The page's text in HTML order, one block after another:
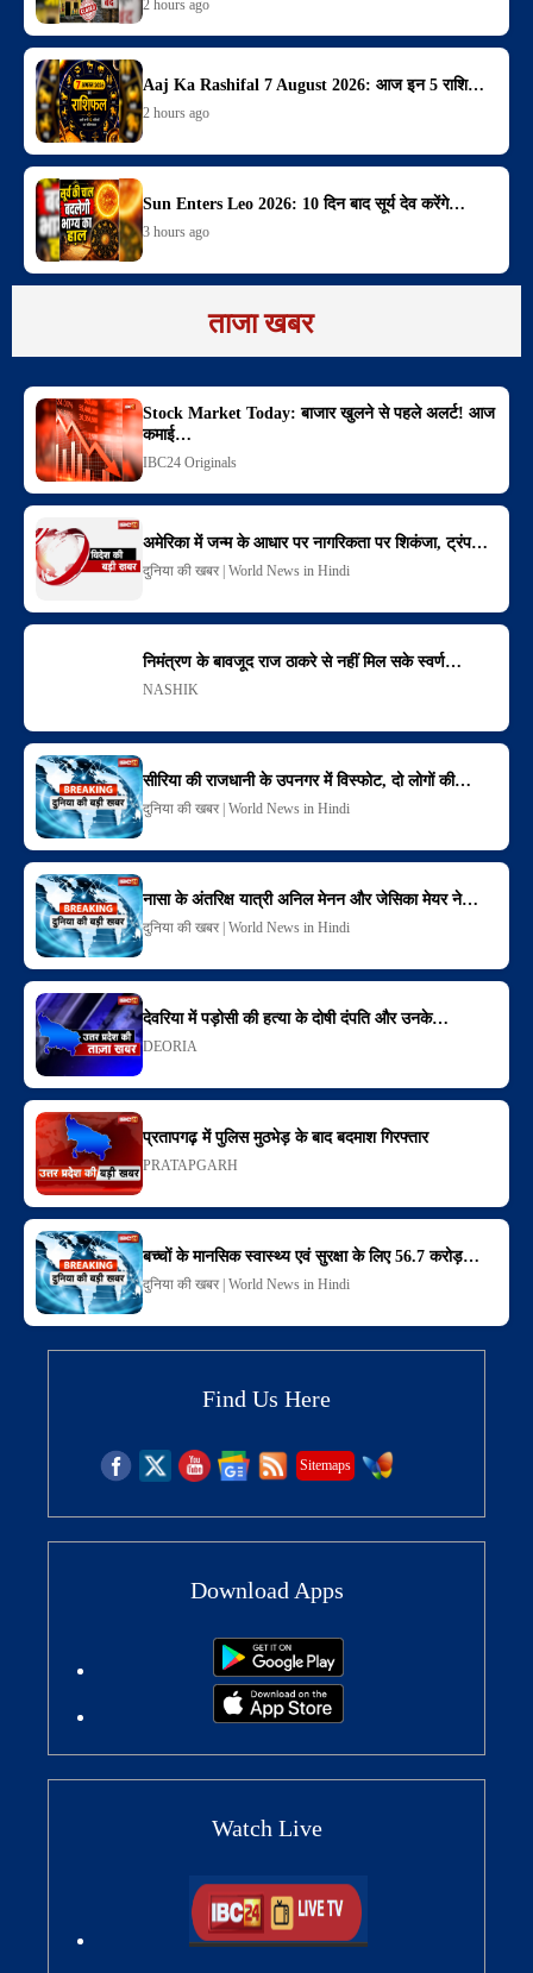
2 hours ago
Aaj Ka Rashifal 7 August 2026: आज इन 5 राशि…
2 hours ago
Sun Enters Leo 2026: 10 दिन बाद सूर्य देव करेंगे…
3 hours ago
ताजा खबर
Stock Market Today: बाजार खुलने से पहले अलर्ट! आज
कमाई…
IBC24 Originals
अमेरिका में जन्म के आधार पर नागरिकता पर शिकंजा, ट्रंप…
दुनिया की खबर | World News in Hindi
निमंत्रण के बावजूद राज ठाकरे से नहीं मिल सके स्वर्ण…
NASHIK
सीरिया की राजधानी के उपनगर में विस्फोट, दो लोगों की…
दुनिया की खबर | World News in Hindi
नासा के अंतरिक्ष यात्री अनिल मेनन और जेसिका मेयर ने…
दुनिया की खबर | World News in Hindi
देवरिया में पड़ोसी की हत्या के दोषी दंपति और उनके…
DEORIA
प्रतापगढ़ में पुलिस मुठभेड़ के बाद बदमाश गिरफ्तार
PRATAPGARH
बच्चों के मानसिक स्वास्थ्य एवं सुरक्षा के लिए 56.7 करोड़…
दुनिया की खबर | World News in Hindi
Find Us Here
Sitemaps
Download Apps
Watch Live